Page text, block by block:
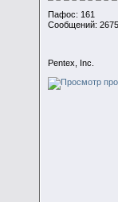
Пафос: 161
Сообщений: 2675
Pentex, Inc.